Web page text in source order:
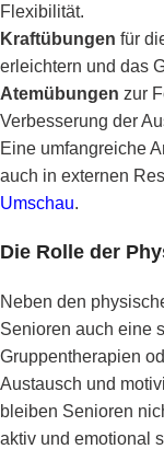
Flexibilität.
Kraftübungen für
erleichtern und das
Atemübungen zur
Verbesserung der
Eine umfangreiche
auch in externen
Umschau.
Die Rolle der
Neben den
Senioren auch eine
Gruppentherapien
Austausch und
bleiben Senioren
aktiv und emotional